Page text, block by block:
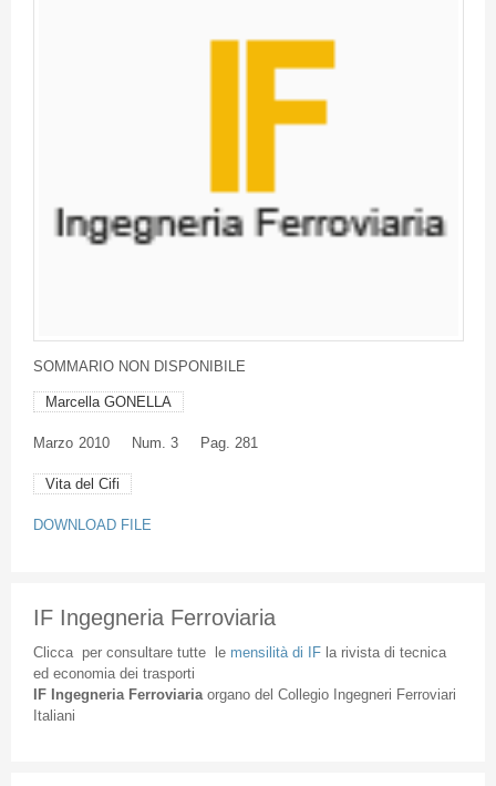
SOMMARIONON DISPONIBILE
Marcella GONELLA
Marzo 2010 Num. 3 Pag. 281
Vita del Cifi
DOWNLOAD FILE
IF Ingegneria Ferroviaria
Cliccaper consultare tuttele mensilità di IFla rivista di tecnica
ed economia dei trasporti
IF Ingegneria Ferroviaria organodel Collegio Ingegneri Ferroviari
Italiani